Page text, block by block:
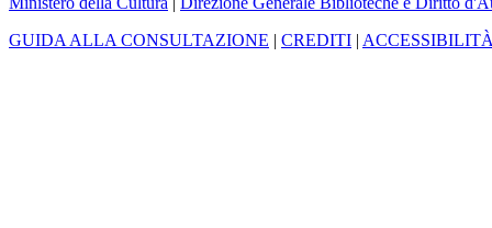
GUIDA ALLA CONSULTAZIONE | CREDITI |